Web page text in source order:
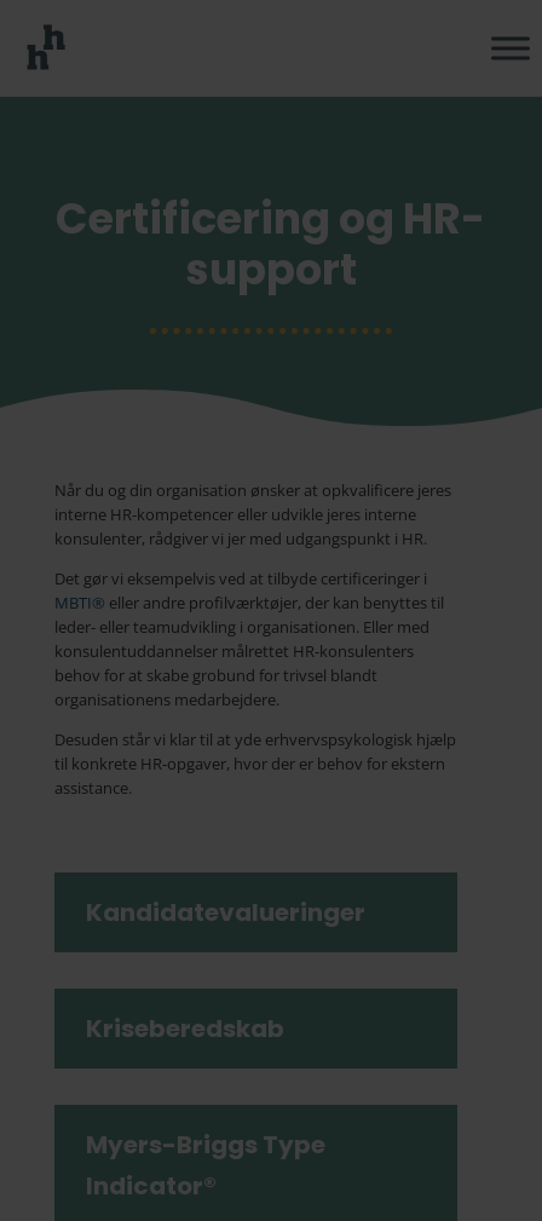
Certificering og HR-
support
Når du og din organisation ønsker at opkvalificere jeres
interne HR-kompetencer eller udvikle jeres interne
konsulenter, rådgiver vi jer med udgangspunkt i HR.
Det gør vi eksempelvis ved at tilbyde certificeringer i
MBTI® eller andre profilværktøjer, der kan benyttes til
leder- eller teamudvikling i organisationen. Eller med
konsulentuddannelser målrettet HR-konsulenters
behov for at skabe grobund for trivsel blandt
organisationens medarbejdere.
Desuden står vi klar til at yde erhvervspsykologisk hjælp
til konkrete HR-opgaver, hvor der er behov for ekstern
assistance.
Kandidatevalueringer
Kriseberedskab
Myers-Briggs Type
Indicator®